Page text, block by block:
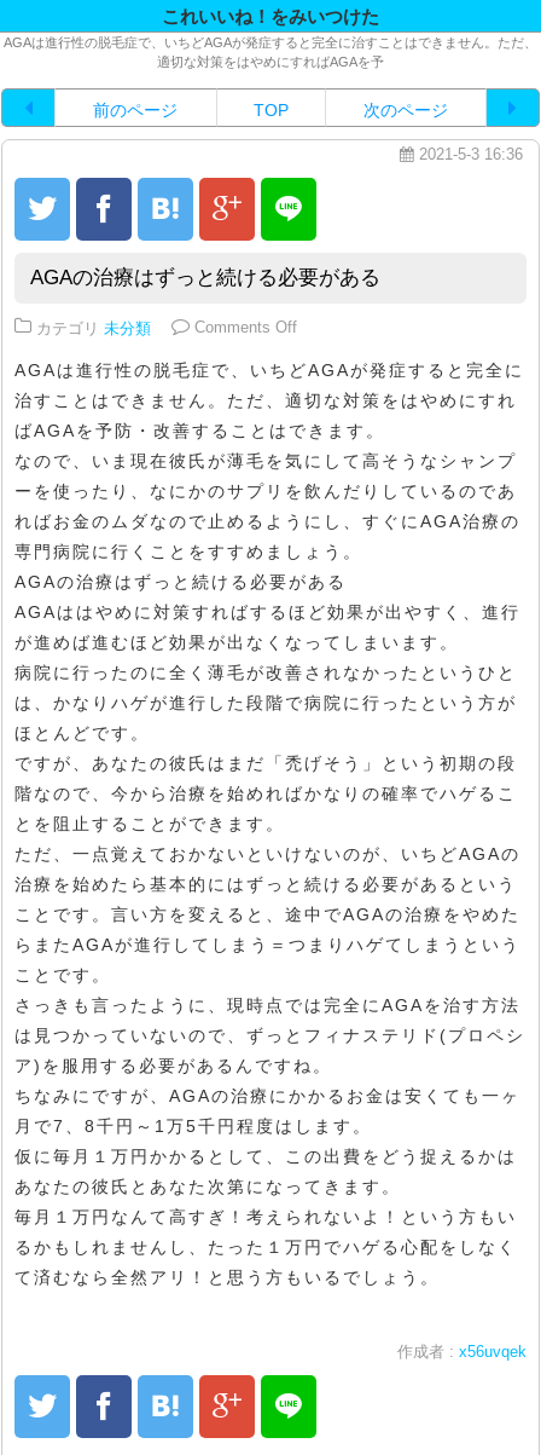
これいいね！をみいつけた
AGAは進行性の脱毛症で、いちどAGAが発症すると完全に治すことはできません。ただ、
適切な対策をはやめにすればAGAを予
前のページ TOP 次のページ
2021-5-3 16:36
AGAの治療はずっと続ける必要がある
カテゴリ 未分類 Comments Offon AGAの治療はずっと続ける必
AGAは進行性の脱毛症で、いちどAGAが発症すると完全に
治すことはできません。ただ、適切な対策をはやめにすれ
ばAGAを予防・改善することはできます。
なので、いま現在彼氏が薄毛を気にして高そうなシャンプ
ーを使ったり、なにかのサプリを飲んだりしているのであ
ればお金のムダなので止めるようにし、すぐにAGA治療の
専門病院に行くことをすすめましょう。
AGAの治療はずっと続ける必要がある
AGAははやめに対策すればするほど効果が出やすく、進行
が進めば進むほど効果が出なくなってしまいます。
病院に行ったのに全く薄毛が改善されなかったというひと
は、かなりハゲが進行した段階で病院に行ったという方が
ほとんどです。
ですが、あなたの彼氏はまだ「禿げそう」という初期の段
階なので、今から治療を始めればかなりの確率でハゲるこ
とを阻止することができます。
ただ、一点覚えておかないといけないのが、いちどAGAの
治療を始めたら基本的にはずっと続ける必要があるという
ことです。言い方を変えると、途中でAGAの治療をやめた
らまたAGAが進行してしまう＝つまりハゲてしまうという
ことです。
さっきも言ったように、現時点では完全にAGAを治す方法
は見つかっていないので、ずっとフィナステリド(プロペシ
ア)を服用する必要があるんですね。
ちなみにですが、AGAの治療にかかるお金は安くても一ヶ
月で7、8千円～1万5千円程度はします。
仮に毎月１万円かかるとして、この出費をどう捉えるかは
あなたの彼氏とあなた次第になってきます。
毎月１万円なんて高すぎ！考えられないよ！という方もい
るかもしれませんし、たった１万円でハゲる心配をしなく
て済むなら全然アリ！と思う方もいるでしょう。
作成者 : x56uvqek